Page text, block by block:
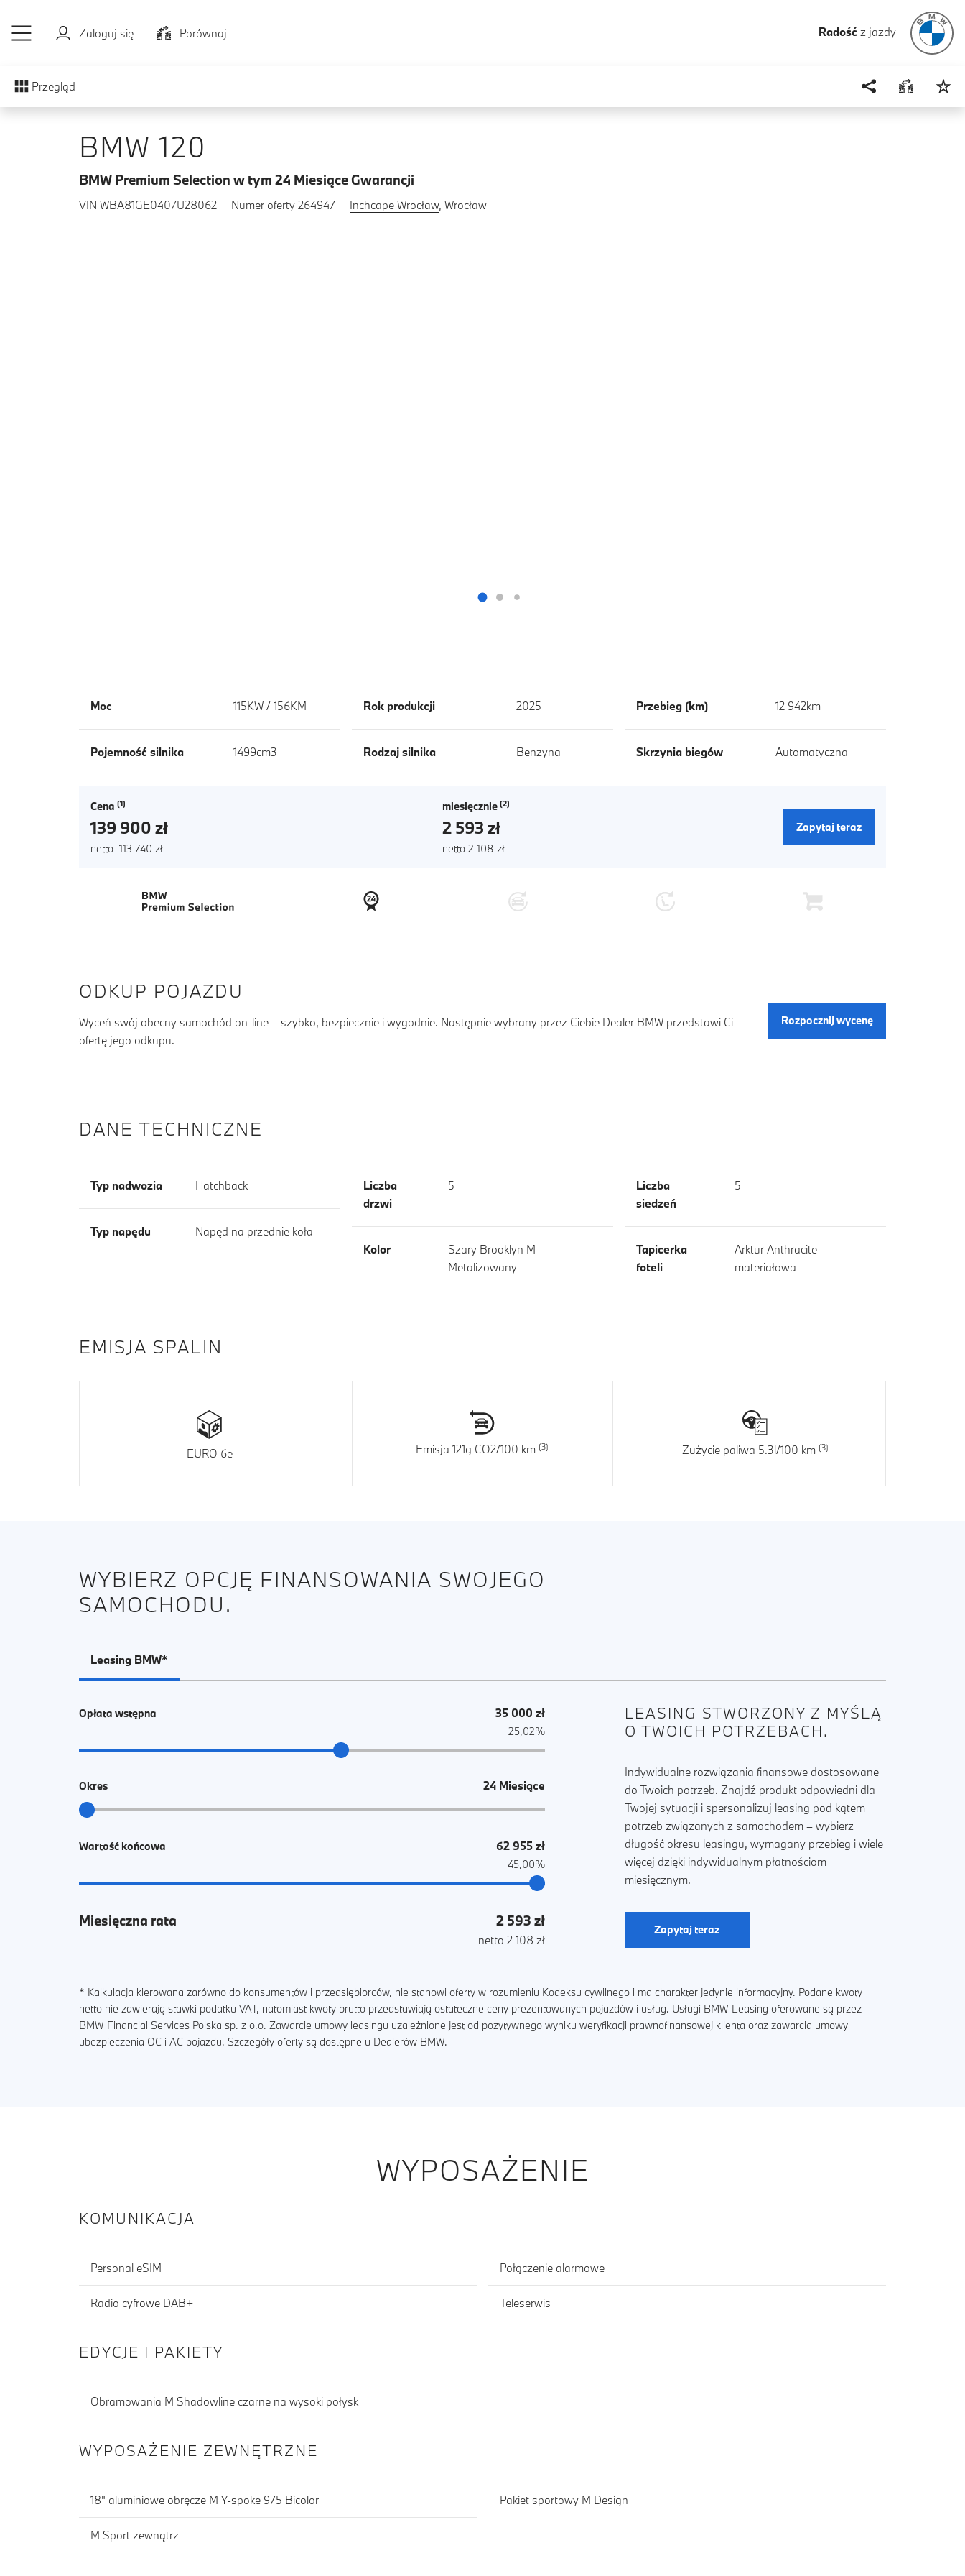
Zaloguj się
Porównaj Radość z jazdy
Przegląd
BMW 120
BMW Premium Selection w tym 24 Miesiące Gwarancji
VIN WBA81GE0407U28062 Numer oferty 264947 Inchcape Wrocław, Wrocław
Moc 115KW / 156KM
Pojemność silnika 1499cm3
Rok produkcji 2025
Rodzaj silnika Benzyna
Przebieg (km) 12 942km
Skrzynia biegów Automatyczna
Cena
139 900 zł
netto 113 740 zł
miesięcznie
2 593 zł
netto 2 108 zł
Zapytaj teraz
ODKUP POJAZDU
Wyceń swój obecny samochód on-line – szybko, bezpiecznie i wygodnie. Następnie wybrany przez Ciebie Dealer BMW przedstawi Ci
ofertę jego odkupu.
Rozpocznij wycenę
DANE TECHNICZNE
Typ nadwozia Hatchback
Typ napędu Napęd na przednie koła
Liczba
drzwi
5
Kolor
Szary Brooklyn M
Metalizowany
Liczba
siedzeń
5
Tapicerka
foteli
Arktur Anthracite
materiałowa
EMISJA SPALIN
EURO 6e Emisja 121g CO2/100 km Zużycie paliwa 5.3l/100 km
WYBIERZ OPCJĘ FINANSOWANIA SWOJEGO
SAMOCHODU.
Leasing BMW*
Opłata wstępna 35 000 zł
25,02%
Okres 24 Miesiące
Wartość końcowa 62 955 zł
45,00%
Miesięczna rata 2 593 zł
netto 2 108 zł
LEASING STWORZONY Z MYŚLĄ
O TWOICH POTRZEBACH.
Indywidualne rozwiązania finansowe dostosowane
do Twoich potrzeb. Znajdź produkt odpowiedni dla
Twojej sytuacji i spersonalizuj leasing pod kątem
potrzeb związanych z samochodem – wybierz
długość okresu leasingu, wymagany przebieg i wiele
więcej dzięki indywidualnym płatnościom
miesięcznym.
Zapytaj teraz
* Kalkulacja kierowana zarówno do konsumentów i przedsiębiorców, nie stanowi oferty w rozumieniu Kodeksu cywilnego i ma charakter jedynie informacyjny. Podane kwoty
netto nie zawierają stawki podatku VAT, natomiast kwoty brutto przedstawiają ostateczne ceny prezentowanych pojazdów i usług. Usługi BMW Leasing oferowane są przez
BMW Financial Services Polska sp. z o.o. Zawarcie umowy leasingu uzależnione jest od pozytywnego wyniku weryfikacji prawnofinansowej klienta oraz zawarcia umowy
ubezpieczenia OC i AC pojazdu. Szczegóły oferty są dostępne u Dealerów BMW.
WYPOSAŻENIE
KOMUNIKACJA
Personal eSIM
Radio cyfrowe DAB+
Połączenie alarmowe
Teleserwis
EDYCJE I PAKIETY
Obramowania M Shadowline czarne na wysoki połysk
WYPOSAŻENIE ZEWNĘTRZNE
18" aluminiowe obręcze M Y-spoke 975 Bicolor
M Sport zewnątrz
Pakiet sportowy M Design